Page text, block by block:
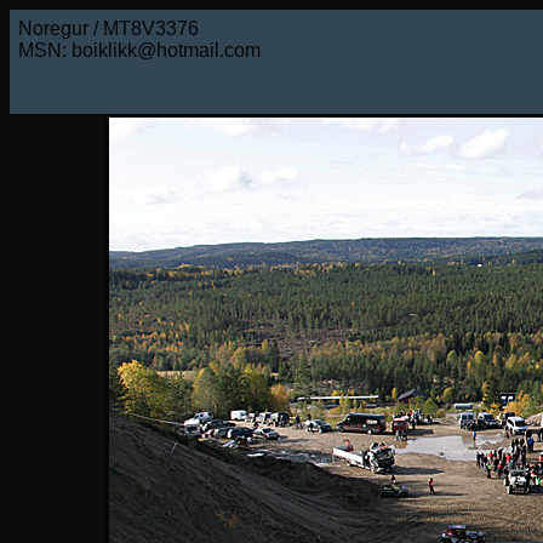
Noregur / MT8V3376
MSN: boiklikk@hotmail.com